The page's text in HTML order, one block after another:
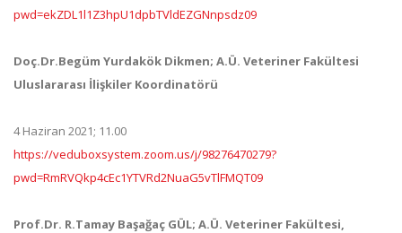
pwd=ekZDL1l1Z3hpU1dpbTVldEZGNnpsdz09
Doç.Dr.Begüm Yurdakök Dikmen; A.Ü. Veteriner Fakültesi
Uluslararası İlişkiler Koordinatörü
4 Haziran 2021; 11.00
https://veduboxsystem.zoom.us/j/98276470279?
pwd=RmRVQkp4cEc1YTVRd2NuaG5vTlFMQT09
Prof.Dr. R.Tamay Başağaç GÜL; A.Ü. Veteriner Fakültesi,